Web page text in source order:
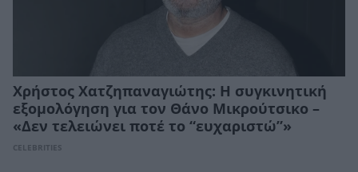
Χρήστος Χατζηπαναγιώτης: Η συγκινητική
εξομολόγηση για τον Θάνο Μικρούτσικο –
«Δεν τελειώνει ποτέ το “ευχαριστώ”»
CELEBRITIES